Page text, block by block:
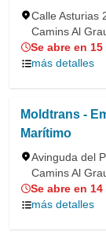
Calle Asturias
Camins Al
Se abre en
más detalles
Moldtrans -
Marítimo
Avinguda del
Camins Al
Se abre en
más detalles